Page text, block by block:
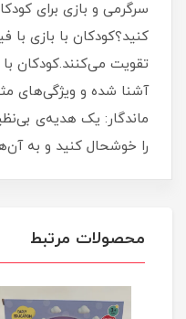
سرگرمی و بازی برای
کنید؟کودکان با بازی با
تقویت می‌کنند.کودکان
آشنا شده و ویژگی‌های
ماندگار: یک هدیه‌ی
را خوشحال کنید و به
محصولات مرتبط